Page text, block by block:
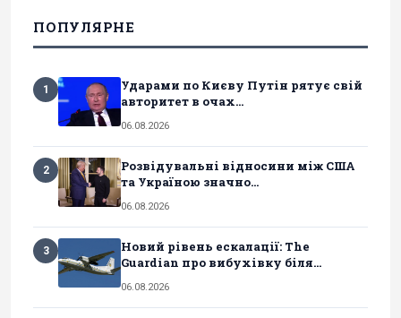
ПОПУЛЯРНЕ
1
Ударами по Києву Путін рятує свій
авторитет в очах...
06.08.2026
2
Розвідувальні відносини між США
та Україною значно...
06.08.2026
3
Новий рівень ескалації: The
Guardian про вибухівку біля...
06.08.2026